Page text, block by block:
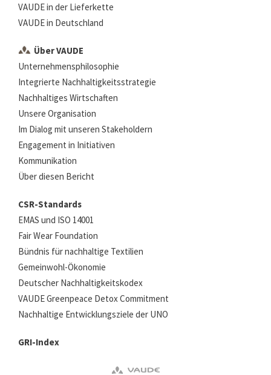
VAUDE in der Lieferkette
VAUDE in Deutschland
Über VAUDE
Unternehmensphilosophie
Integrierte Nachhaltigkeitsstrategie
Nachhaltiges Wirtschaften
Unsere Organisation
Im Dialog mit unseren Stakeholdern
Engagement in Initiativen
Kommunikation
Über diesen Bericht
CSR-Standards
EMAS und ISO 14001
Fair Wear Foundation
Bündnis für nachhaltige Textilien
Gemeinwohl-Ökonomie
Deutscher Nachhaltigkeitskodex
VAUDE Greenpeace Detox Commitment
Nachhaltige Entwicklungsziele der UNO
GRI-Index